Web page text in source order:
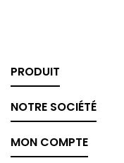
PRODUIT
NOTRE SOCIÉTÉ
MON COMPTE